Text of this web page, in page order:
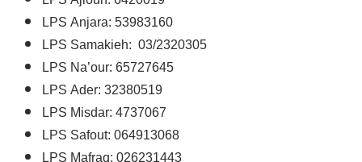
LPS Anjara: 53983160
LPS Samakieh: 03/2320305
LPS Na’our: 65727645
LPS Ader: 32380519
LPS Misdar:4737067
LPS Safout: 064913068